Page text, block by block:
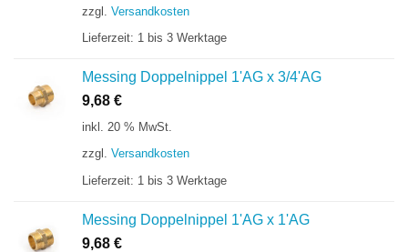
zzgl. Versandkosten
Lieferzeit: 1 bis 3 Werktage
Messing Doppelnippel 1'AG x 3/4'AG
9,68 €
inkl. 20 % MwSt.
zzgl. Versandkosten
Lieferzeit: 1 bis 3 Werktage
Messing Doppelnippel 1'AG x 1'AG
9,68 €